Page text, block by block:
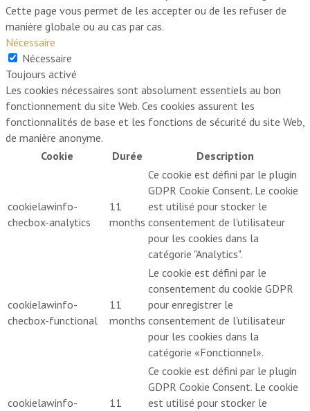
Cette page vous permet de les accepter ou de les refuser de
manière globale ou au cas par cas.
Nécessaire
Nécessaire
Toujours activé
Les cookies nécessaires sont absolument essentiels au bon
fonctionnement du site Web. Ces cookies assurent les
fonctionnalités de base et les fonctions de sécurité du site Web,
de manière anonyme.
Cookie
Durée Description
cookielawinfo-
checbox-analytics
11
months
Ce cookie est défini par le plugin
GDPR Cookie Consent. Le cookie
est utilisé pour stocker le
consentement de l'utilisateur
pour les cookies dans la
catégorie "Analytics".
cookielawinfo-
checbox-functional
11
months
Le cookie est défini par le
consentement du cookie GDPR
pour enregistrer le
consentement de l'utilisateur
pour les cookies dans la
catégorie «Fonctionnel».
cookielawinfo-
11
Ce cookie est défini par le plugin
GDPR Cookie Consent. Le cookie
est utilisé pour stocker le